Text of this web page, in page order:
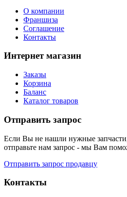
О компании
Франшиза
Соглашение
Контакты
Интернет магазин
Заказы
Корзина
Баланс
Каталог товаров
Отправить запрос
Если Вы не нашли нужные
отправьте нам запрос - мы Вам
Отправить запрос продавцу
Контакты